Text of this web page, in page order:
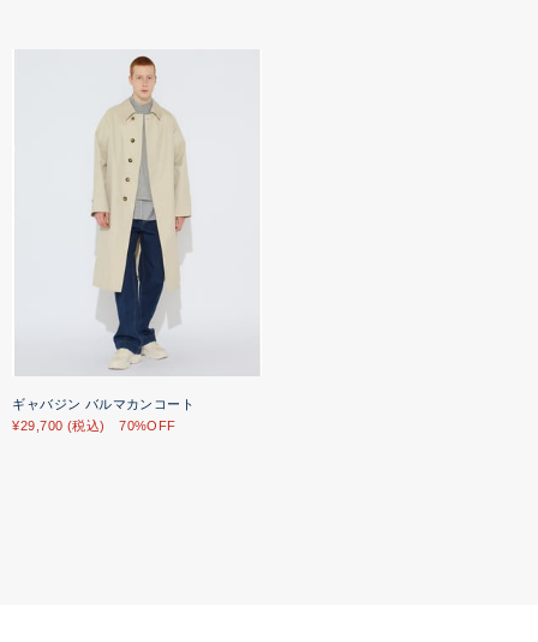
ギャバジン バルマカンコート
¥29,700 (税込) 70%OFF